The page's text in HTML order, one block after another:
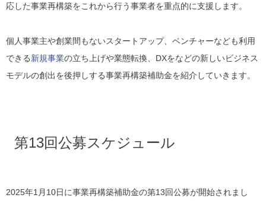
応した事業再構築をこれから行う事業者を重点的に支援します。
個人事業主や創業間もないスタートアップ、ベンチャーなども利用
できる新規事業の立ち上げや業態転換、DXをなどの新しいビジネス
モデルの創出を後押しする事業再構築補助金を紹介していきます。
第13回公募スケジュール
2025年1月10日に事業再構築補助金の第13回公募が開始されまし